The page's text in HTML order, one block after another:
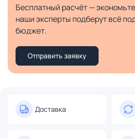
Бесплатный расчёт —
наши эксперты подберут всё
бюджет.
Отправить заявку
Доставка